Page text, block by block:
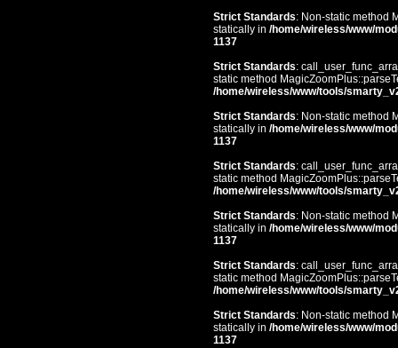
Strict Standards: Non-static method
statically in /home/wireless/www/
1137
Strict Standards:
static method
/home/wireless/www/tools/
Strict Standards: Non-static method
statically in /home/wireless/www/
1137
Strict Standards:
static method
/home/wireless/www/tools/
Strict Standards: Non-static method
statically in /home/wireless/www/
1137
Strict Standards:
static method
/home/wireless/www/tools/
Strict Standards: Non-static method
statically in /home/wireless/www/
1137